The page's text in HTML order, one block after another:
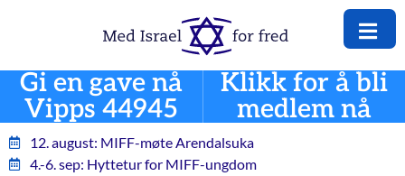
Gi en gave nå
Vipps 44945
Klikk for å bli
medlem nå
12. august: MIFF-møte Arendalsuka
4.-6. sep: Hyttetur for MIFF-ungdom